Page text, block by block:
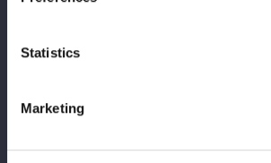
Statistics
Marketing
がタックル、グラウンドの攻防へ。儛島が腕
が上になってカバー。儛島が返しタックル
がネックロック、儛島がバックを取る。バ
島がヘッドロックにとり、古沢が切り返す
儛島がかわしてドロップキック。串刺しで